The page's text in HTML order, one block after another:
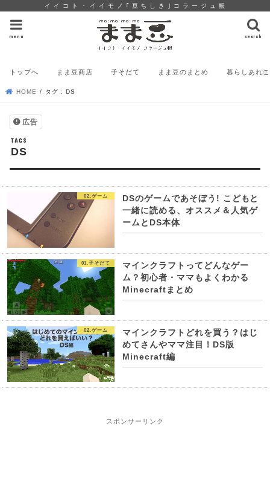
イ イ コ ト ・ イ イ モ ノ ｢ 豆 ち し き ｣ コ ラ ー ジ ュ 帳
search
menu
トップへ まま豆商店 子そだて まま豆のまとめ 暮らしあれ
HOME タグ : DS
広告
DS
02.ゲーム
DSのゲームであそぼう! こどもと
一緒に読める、オススメ＆人気ゲ
ームとDS本体
01.子そだて
マインクラフトってどんなゲー
ム？初心者・ママもよくわかる
Minecraftまとめ
02.ゲーム
マインクラフトどれを買う？はじ
めてさんやママ注目！DS版
Minecraft編
スポンサーリンク